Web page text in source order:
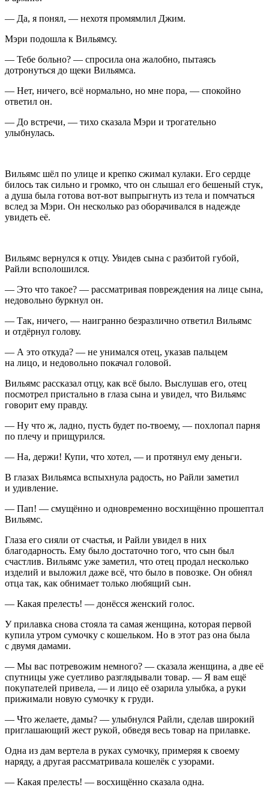
— Да, я понял, — нехотя промямлил Джим.
Мэри подошла к Вильямсу.
— Тебе больно? — спросила она жалобно, пытаясь
дотронуться до щеки Вильямса.
— Нет, ничего, всё нормально, но мне пора, — спокойно
ответил он.
— До встречи, — тихо сказала Мэри и трогательно
улыбнулась.
Вильямс шёл по улице и крепко сжимал кулаки. Его сердце
билось так сильно и громко, что он слышал его бешеный стук,
а душа была готова вот-вот выпрыгнуть из тела и помчаться
вслед за Мэри. Он несколько раз оборачивался в надежде
увидеть её.
Вильямс вернулся к отцу. Увидев сына с разбитой губой,
Райли всполошился.
— Это что такое? — рассматривая повреждения на лице сына,
недовольно буркнул он.
— Так, ничего, — наигранно безразлично ответил Вильямс
и отдёрнул голову.
— А это откуда? — не унимался отец, указав пальцем
на лицо, и недовольно покачал головой.
Вильямс рассказал отцу, как всё было. Выслушав его, отец
посмотрел пристально в глаза сына и увидел, что Вильямс
говорит ему правду.
— Ну что ж, ладно, пусть будет по-твоему, — похлопал парня
по плечу и прищурился.
— На, держи! Купи, что хотел, — и протянул ему деньги.
В глазах Вильямса вспыхнула радость, но Райли заметил
и удивление.
— Пап! — смущённо и одновременно восхищённо прошептал
Вильямс.
Глаза его сияли от счастья, и Райли увидел в них
благодарность. Ему было достаточно того, что сын был
счастлив. Вильямс уже заметил, что отец продал несколько
изделий и выложил даже всё, что было в повозке. Он обнял
отца так, как обнимает только любящий сын.
— Какая прелесть! — донёсся женский голос.
У прилавка снова стояла та самая женщина, которая первой
купила утром сумочку с кошельком. Но в этот раз она была
с двумя дамами.
— Мы вас потревожим немного? — сказала женщина, а две её
спутницы уже суетливо разглядывали товар. — Я вам ещё
покупателей привела, — и лицо её озарила улыбка, а руки
прижимали новую сумочку к груди.
— Что желаете, дамы? — улыбнулся Райли, сделав широкий
приглашающий жест рукой, обведя весь товар на прилавке.
Одна из дам вертела в руках сумочку, примеряя к своему
наряду, а другая рассматривала кошелёк с узорами.
— Какая прелесть! — восхищённо сказала одна.